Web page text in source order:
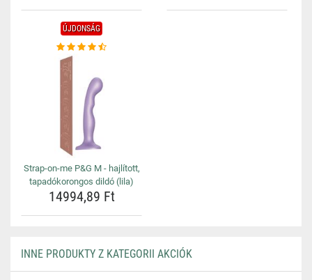
ÚJDONSÁG
Strap-on-me P&G M - hajlított,
tapadókorongos dildó (lila)
14994,89 Ft
INNE PRODUKTY Z KATEGORII AKCIÓK